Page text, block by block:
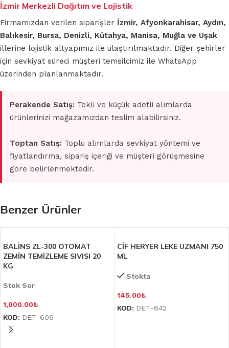
İzmir Merkezli Dağıtım ve Lojistik
Firmamızdan verilen siparişler İzmir, Afyonkarahisar, Aydın,
Balıkesir, Bursa, Denizli, Kütahya, Manisa, Muğla ve Uşak
illerine lojistik altyapımız ile ulaştırılmaktadır. Diğer şehirler
için sevkiyat süreci müşteri temsilcimiz ile WhatsApp
üzerinden planlanmaktadır.
Perakende Satış: Tekli ve küçük adetli alımlarda
ürünlerinizi mağazamızdan teslim alabilirsiniz.
Toptan Satış: Toplu alımlarda sevkiyat yöntemi ve
fiyatlandırma, sipariş içeriği ve müşteri görüşmesine
göre belirlenmektedir.
Benzer Ürünler
BALİNS ZL-300 OTOMAT
ZEMİN TEMİZLEME SIVISI 20
KG
Stok Sor
1,000.00₺
KOD: DET-606
CİF HERYER LEKE UZMANI 750
ML
Stokta
145.00₺
KOD: DET-642